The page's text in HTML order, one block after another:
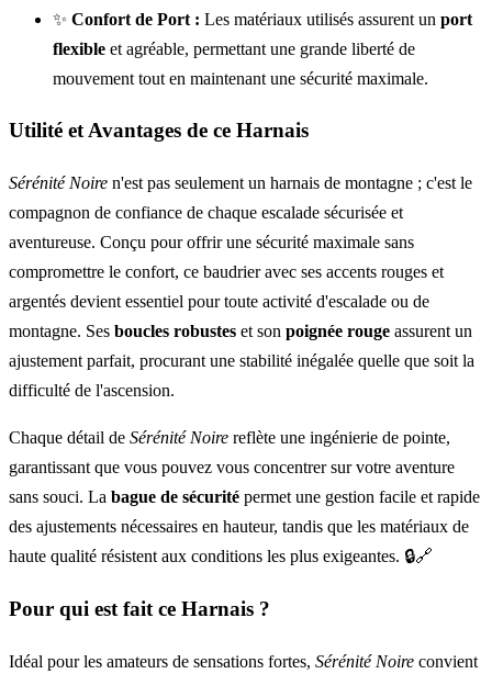
✨ Confort de Port : Les matériaux utilisés assurent un port
flexible et agréable, permettant une grande liberté de
mouvement tout en maintenant une sécurité maximale.
Utilité et Avantages de ce Harnais
Sérénité Noire n'est pas seulement un harnais de montagne ; c'est le
compagnon de confiance de chaque escalade sécurisée et
aventureuse. Conçu pour offrir une sécurité maximale sans
compromettre le confort, ce baudrier avec ses accents rouges et
argentés devient essentiel pour toute activité d'escalade ou de
montagne. Ses boucles robustes et son poignée rouge assurent un
ajustement parfait, procurant une stabilité inégalée quelle que soit la
difficulté de l'ascension.
Chaque détail de Sérénité Noire reflète une ingénierie de pointe,
garantissant que vous pouvez vous concentrer sur votre aventure
sans souci. La bague de sécurité permet une gestion facile et rapide
des ajustements nécessaires en hauteur, tandis que les matériaux de
haute qualité résistent aux conditions les plus exigeantes. 🔒🔗
Pour qui est fait ce Harnais ?
Idéal pour les amateurs de sensations fortes, Sérénité Noire convient